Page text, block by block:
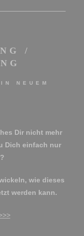
/
NEUEM
Dir nicht mehr
Dich einfach nur
wie dieses
werden kann.